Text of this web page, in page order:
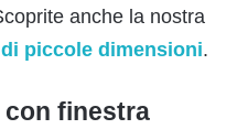
anche la nostra
piccole dimensioni.
finestra